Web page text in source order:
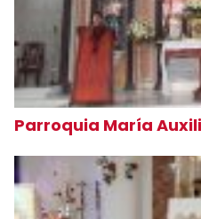
Parroquia María